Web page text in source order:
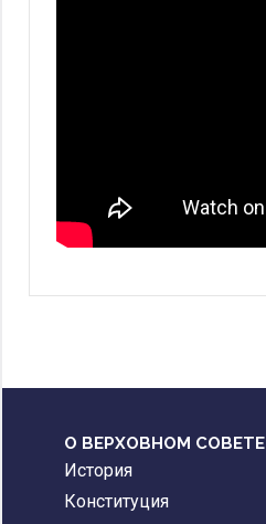
О ВЕРХОВНОМ СОВЕТЕ
История
Конституция